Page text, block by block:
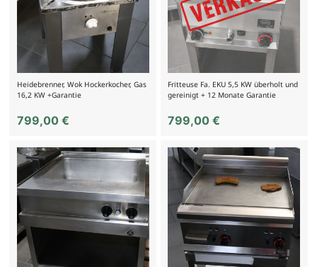
Heidebrenner, Wok Hockerkocher, Gas
16,2 KW +Garantie
799,00 €
Fritteuse Fa. EKU 5,5 KW überholt und
gereinigt + 12 Monate Garantie
799,00€